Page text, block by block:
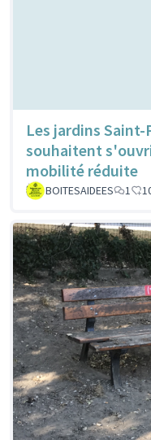
Les jardins
souhaitent
mobilité réduite
BOITESAIDEES 1